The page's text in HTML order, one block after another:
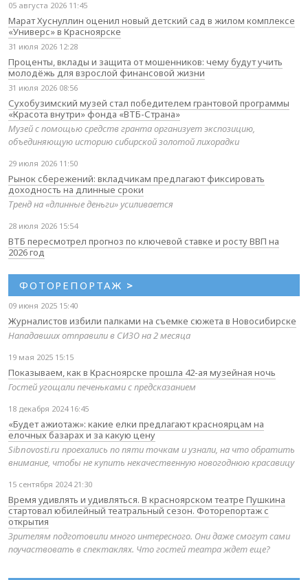
05 августа 2026 11:45
Марат Хуснуллин оценил новый детский сад в жилом комплексе
«Универс» в Красноярске
31 июля 2026 12:28
Проценты, вклады и защита от мошенников: чему будут учить
молодёжь для взрослой финансовой жизни
31 июля 2026 08:56
Сухобузимский музей стал победителем грантовой программы
«Красота внутри» фонда «ВТБ-Страна»
Музей с помощью средств гранта организует экспозицию,
объединяющую историю сибирской золотой лихорадки
29 июля 2026 11:50
Рынок сбережений: вкладчикам предлагают фиксировать
доходность на длинные сроки
Тренд на «длинные деньги» усиливается
28 июля 2026 15:54
ВТБ пересмотрел прогноз по ключевой ставке и росту ВВП на
2026 год
ФОТОРЕПОРТАЖ >
09 июня 2025 15:40
Журналистов избили палками на съемке сюжета в Новосибирске
Нападавших отправили в СИЗО на 2 месяца
19 мая 2025 15:15
Показываем, как в Красноярске прошла 42-ая музейная ночь
Гостей угощали печеньками с предсказанием
18 декабря 2024 16:45
«Будет ажиотаж»: какие елки предлагают красноярцам на
елочных базарах и за какую цену
Sibnovosti.ru проехались по пяти точкам и узнали, на что обратить
внимание, чтобы не купить некачественную новогоднюю красавицу
15 сентября 2024 21:30
Время удивлять и удивляться. В красноярском театре Пушкина
стартовал юбилейный театральный сезон. Фоторепортаж с
открытия
Зрителям подготовили много интересного. Они даже смогут сами
поучаствовать в спектаклях. Что гостей театра ждет еще?